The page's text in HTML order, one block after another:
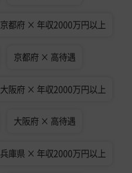
京都府 × 年収2000万円以上
京都府 × 高待遇
大阪府 × 年収2000万円以上
大阪府 × 高待遇
兵庫県 × 年収2000万円以上